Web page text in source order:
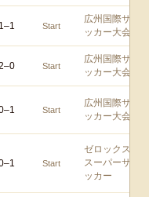
1–1 Start
広州国際サ
ッカー大会
–0 Start
広州国際サ
ッカー大会
–1 Start
広州国際サ
ッカー大会
–1 Start
ゼロックス
スーパーサ
ッカー